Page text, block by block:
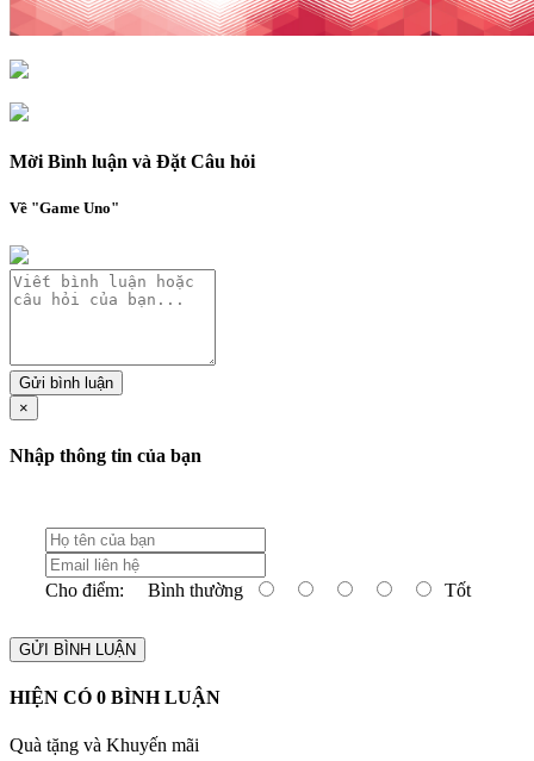
Mời Bình luận và Đặt Câu hỏi
Về "Game Uno"
Gửi bình luận
×
Nhập thông tin của bạn
Cho điểm: Bình thường Tốt
GỬI BÌNH LUẬN
HIỆN CÓ 0 BÌNH LUẬN
Quà tặng và Khuyến mãi